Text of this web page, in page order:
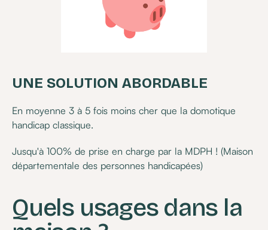
UNE SOLUTION ABORDABLE
En moyenne 3 à 5 fois moins cher que la domotique
handicap classique.
Jusqu'à 100% de prise en charge par la MDPH ! (Maison
départementale des personnes handicapées)
Quels usages dans la